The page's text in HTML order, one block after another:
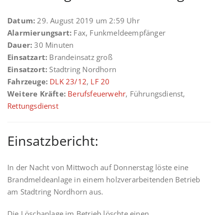
Datum: 29. August 2019 um 2:59 Uhr
Alarmierungsart: Fax, Funkmeldeempfänger
Dauer: 30 Minuten
Einsatzart: Brandeinsatz groß
Einsatzort: Stadtring Nordhorn
Fahrzeuge: DLK 23/12, LF 20
Weitere Kräfte: Berufsfeuerwehr, Führungsdienst,
Rettungsdienst
Einsatzbericht:
In der Nacht von Mittwoch auf Donnerstag löste eine
Brandmeldeanlage in einem holzverarbeitenden Betrieb
am Stadtring Nordhorn aus.